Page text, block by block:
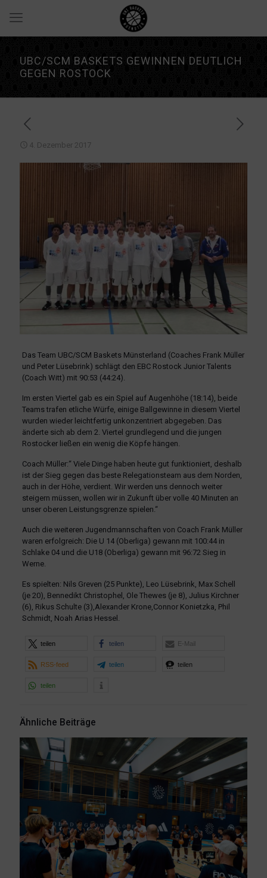
UBC/SCM BASKETS GEWINNEN DEUTLICH
GEGEN ROSTOCK
4. Dezember 2017
Das Team UBC/SCM Baskets Münsterland (Coaches Frank Müller
und Peter Lüsebrink) schlägt den EBC Rostock Junior Talents
(Coach Witt) mit 90:53 (44:24).
Im ersten Viertel gab es ein Spiel auf Augenhöhe (18:14), beide
Teams trafen etliche Würfe, einige Ballgewinne in diesem Viertel
wurden wieder leichtfertig unkonzentriert abgegeben. Das
änderte sich ab dem 2. Viertel grundlegend und die jungen
Rostocker ließen ein wenig die Köpfe hängen.
Coach Müller:“ Viele Dinge haben heute gut funktioniert, deshalb
ist der Sieg gegen das beste Relegationsteam aus dem Norden,
auch in der Höhe, verdient. Wir werden uns dennoch weiter
steigern müssen, wollen wir in Zukunft über volle 40 Minuten an
unser oberen Leistungsgrenze spielen.“
Auch die weiteren Jugendmannschaften von Coach Frank Müller
waren erfolgreich: Die U 14 (Oberliga) gewann mit 100:44 in
Schlake 04 und die U18 (Oberliga) gewann mit 96:72 Sieg in
Werne.
Es spielten: Nils Greven (25 Punkte), Leo Lüsebrink, Max Schell
(je 20), Bennedikt Christophel, Ole Thewes (je 8), Julius Kirchner
(6), Rikus Schulte (3),Alexander Krone,Connor Konietzka, Phil
Schmidt, Noah Arias Hessel.
teilen teilen E-Mail
RSS-feed teilen teilen
teilen
Ähnliche Beiträge